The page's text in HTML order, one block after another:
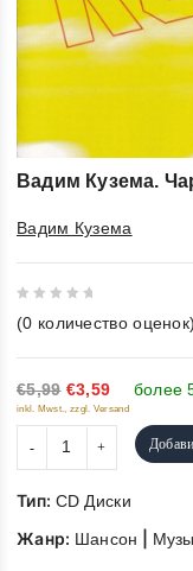
Вадим Кузема.
Вадим Кузема
out
of
5
(0 количество оценок)
€5,99 €3,59 более
inkl. Mwst., zzgl. Versand
Тип: CD Диски
Жанр: Шансон